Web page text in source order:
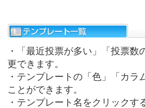
・「最近投票が多い」「投票
更できます。
・テンプレートの「色」「カ
ことができます。
・テンプレート名をクリック